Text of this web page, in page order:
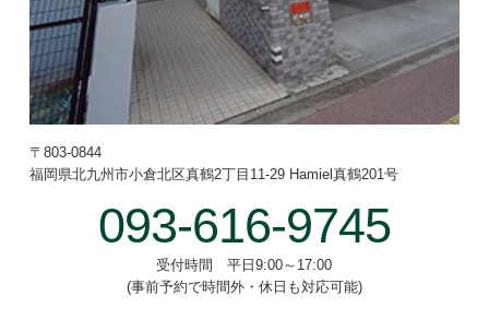
〒803-0844
福岡県北九州市小倉北区真鶴2丁目 11-29 Hamiel真鶴201号
093-616-9745
受付時間 平日9:00～17:00
(事前予約で時間外・休日も対応可能)